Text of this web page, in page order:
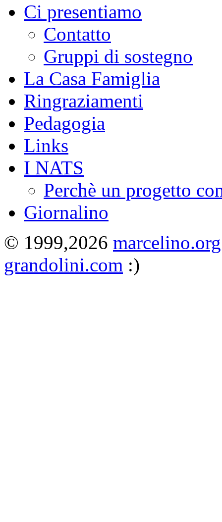
Ci presentiamo
Contatto
Gruppi di sostegno
La Casa Famiglia
Ringraziamenti
Pedagogia
Links
I NATS
Perchè un progetto
Giornalino
© 1999,2026 marcelino.org
grandolini.com :)